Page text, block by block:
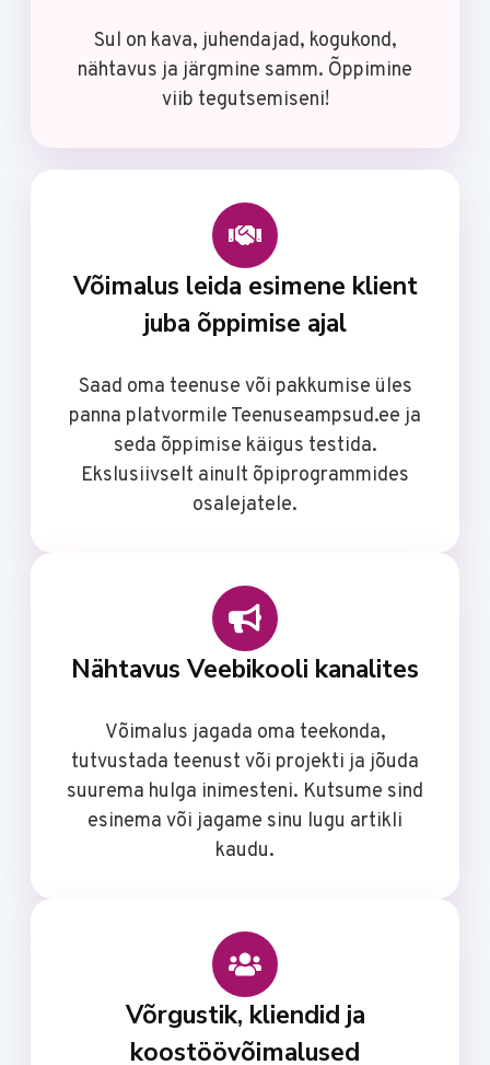
Sul on kava, juhendajad, kogukond,
nähtavus ja järgmine samm. Õppimine
viib tegutsemiseni!
Võimalus leida esimene klient
juba õppimise ajal
Saad oma teenuse või pakkumise üles
panna platvormile Teenuseampsud.ee ja
seda õppimise käigus testida.
Ekslusiivselt ainult õpiprogrammides
osalejatele.
Nähtavus Veebikooli kanalites
Võimalus jagada oma teekonda,
tutvustada teenust või projekti ja jõuda
suurema hulga inimesteni. Kutsume sind
esinema või jagame sinu lugu artikli
kaudu.
Võrgustik, kliendid ja
koostöövõimalused